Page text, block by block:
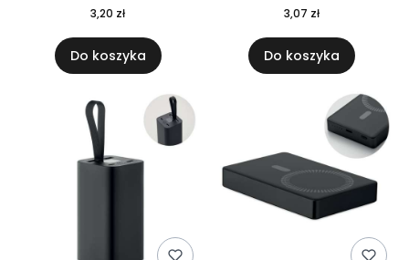
3,20 zł
Do koszyka
3,07 zł
Do koszyka